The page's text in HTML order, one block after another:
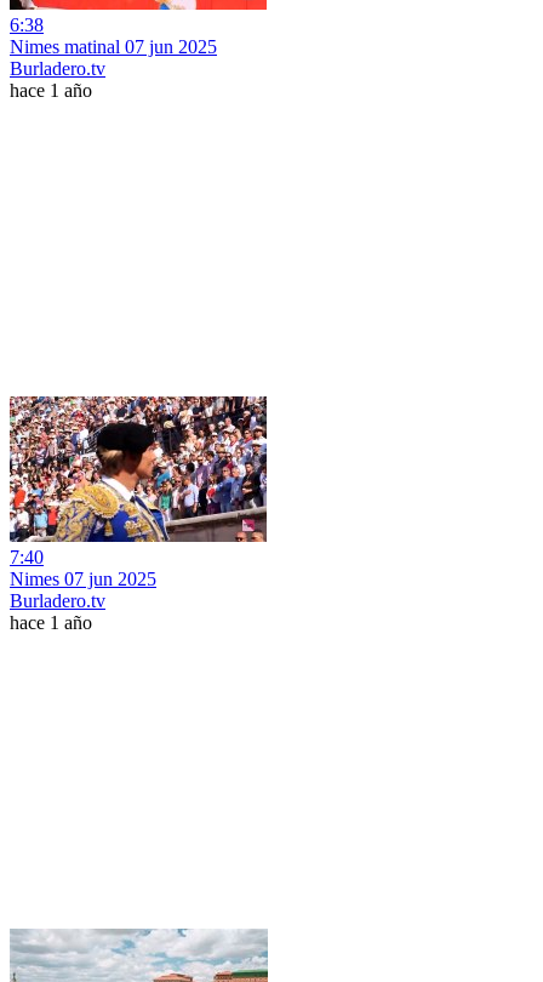
6:38
Nimes matinal 07 jun 2025
Burladero.tv
hace 1 año
7:40
Nimes 07 jun 2025
Burladero.tv
hace 1 año